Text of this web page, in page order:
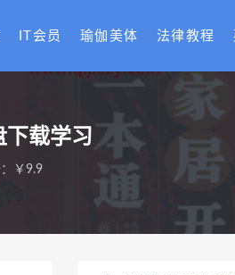
IT会员 瑜伽美体 法律教程
下载学习
￥9.9